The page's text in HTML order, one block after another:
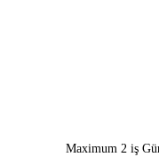
Maximum 2 iş